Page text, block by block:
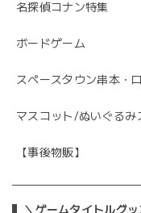
名探偵コナン特集
ボードゲーム
スペースタウン串本・
マスコット/ぬいぐるみ
【事後物販】
＼ゲームタイトルグッ